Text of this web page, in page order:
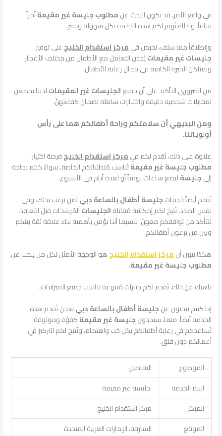
في واقع الأمر، قد يكون البحث عنمطلوب جليسة غير مقيمةأمراً
شاقاً، ولذلك نُوفر لكم هذه الخدمة بكل سهولة ويسر.
وإنطلاقاً مما سلف، نحرص فيمركز استقدام الخليجعلى توفير
جليسات غير مقيماتيُجدن التعامل مع الأطفال من مختلف الأعمار،
ويمتلكن الخبرة الكافية في مجال رعاية الأطفال.
من الضروري التأكيد على أن جميعالجليسات غير المقيماتلدينا يخضعن
لمقابلات شخصية دقيقة واختبارات شاملة لضمان كفاءتهنّ.
ومن البديهي أن سلامتكم وراحة أطفالكم هما على رأس
أولوياتنا.
علاوة على ذلك، نُقدم لكم فيمركز استقدام الخليجفرصة اختيار
مطلوب جليسة غير مقيمةتُناسب مُتطلباتكم الخاصة، سواءً كنتم بحاجة
إلىجليسةلبضع ساعات يومياً أو لعدة أيام في الأسبوع.
نُقدم أيضاً خدماتجليسة أطفال بالساعة دبيلمن يرغب بذلك. وفي
نفس الصدد، نُتيح لكم إمكانية مُقابلةالجليساتالمُرشحات قبل التعاقد،
للتأكد من توافقكم معهنّ. لاسيما أننا نؤمن بأهمية بناء علاقة ثقة بينكم
وبين من ترعون أطفالكم.
هكذا يتبين أنمركز استقدام الخليجهو الوجهة الأمثل لكل من يبحث عن
مطلوب جليسة غير مقيمة.
ناهيك عن ذلك، نُقدم لكم خيارات مُتنوعة تناسب جميع الميزانيات.
إذا كنتم تبحثون عنجليسة أطفال بالساعة دبيفنحن نُقدم هذه
الخدمة أيضاً. معنا، ستجدونجليسة غير مقيمةكفؤة وموثوقة
تُساعدكم في رعاية أطفالكم بكل حُب واهتمام، وتُتيح لكم التركيز في
أعمالكم دون قلق.
الموضوع
التفاصيل
اسم الخدمة
جليسة غير مقيمة
المركز
مركز استقدام الخليج
الموقع
الشارقة، الإمارات العربية المتحدة